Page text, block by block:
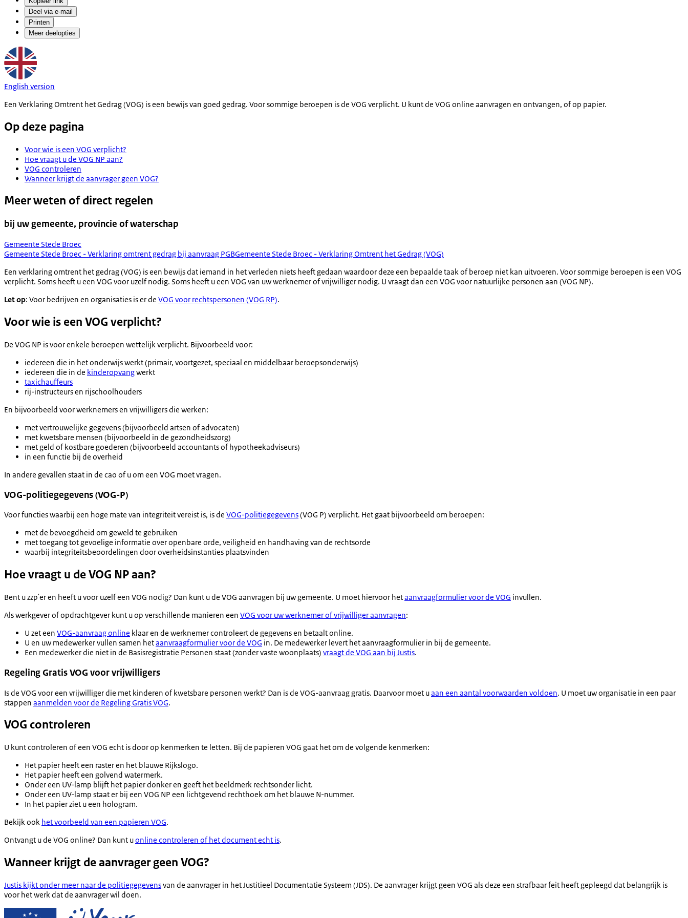
Deel via e-mail
Printen
Meer deelopties
English version
Een Verklaring Omtrent het Gedrag (VOG) is een bewijs van goed gedrag. Voor sommige beroepen is de VOG verplicht. U kunt de VOG online aanvragen en ontvangen, of op papier.
Op deze pagina
Voor wie is een VOG verplicht?
Hoe vraagt u de VOG NP aan?
VOG controleren
Wanneer krijgt de aanvrager geen VOG?
Meer weten of direct regelen
bij uw gemeente, provincie of waterschap
Gemeente Stede Broec
Gemeente Stede Broec - Verklaring omtrent gedrag bij aanvraag PGBGemeente Stede Broec - Verklaring Omtrent het Gedrag (VOG)
Een verklaring omtrent het gedrag (VOG) is een bewijs dat iemand in het verleden niets heeft gedaan waardoor deze een bepaalde taak of beroep niet kan uitvoeren. Voor sommige beroepen is een VOG
verplicht. Soms heeft u een VOG voor uzelf nodig. Soms heeft u een VOG van uw werknemer of vrijwilliger nodig. U vraagt dan een VOG voor natuurlijke personen aan (VOG NP).
Let op: Voor bedrijven en organisaties is er de VOG voor rechtspersonen (VOG RP).
Voor wie is een VOG verplicht?
De VOG NP is voor enkele beroepen wettelijk verplicht. Bijvoorbeeld voor:
iedereen die in het onderwijs werkt (primair, voortgezet, speciaal en middelbaar beroepsonderwijs)
iedereen die in de kinderopvangwerkt
taxichauffeurs
rij-instructeurs en rijschoolhouders
En bijvoorbeeld voor werknemers en vrijwilligers die werken:
met vertrouwelijke gegevens (bijvoorbeeld artsen of advocaten)
met kwetsbare mensen (bijvoorbeeld in de gezondheidszorg)
met geld of kostbare goederen (bijvoorbeeld accountants of hypotheekadviseurs)
in een functie bij de overheid
In andere gevallen staat in de cao of u om een VOG moet vragen.
VOG-politiegegevens (VOG-P)
Voor functies waarbij een hoge mate van integriteit vereist is, is de VOG-politiegegevens(VOG P) verplicht. Het gaat bijvoorbeeld om beroepen:
met de bevoegdheid om geweld te gebruiken
met toegang tot gevoelige informatie over openbare orde, veiligheid en handhaving van de rechtsorde
waarbij integriteitsbeoordelingen door overheidsinstanties plaatsvinden
Hoe vraagt u de VOG NP aan?
Bent u zzp'er en heeft u voor uzelf een VOG nodig? Dan kunt u de VOG aanvragen bij uw gemeente. U moet hiervoor hetaanvraagformulier voor de VOG invullen.
Als werkgever of opdrachtgever kunt u op verschillende manieren een VOG voor uw werknemer of vrijwilliger aanvragen:
U zet een VOG-aanvraag online klaar en de werknemer controleert de gegevens en betaalt online.
U en uw medewerker vullen samen hetaanvraagformulier voor de VOG in. De medewerker levert het aanvraagformulier in bij de gemeente.
Een medewerker die niet in de Basisregistratie Personen staat (zonder vaste woonplaats) vraagt de VOG aan bij Justis.
Regeling Gratis VOG voor vrijwilligers
Is de VOG voor een vrijwilliger die met kinderen of kwetsbare personen werkt? Dan is de VOG-aanvraag gratis. Daarvoor moet uaan een aantal voorwaarden voldoen. U moet uw organisatie in een paar
stappen aanmelden voor de Regeling Gratis VOG.
VOG controleren
U kunt controleren of een VOG echt is door op kenmerken te letten. Bij de papieren VOG gaat het om de volgende kenmerken:
Het papier heeft een raster en het blauwe Rijkslogo.
Het papier heeft een golvend watermerk.
Onder een UV-lamp blijft het papier donker en geeft het beeldmerk rechtsonder licht.
Onder een UV-lamp staat er bij een VOG NP een lichtgevend rechthoek om het blauwe N-nummer.
In het papier ziet u een hologram.
Bekijk ook het voorbeeld van een papieren VOG.
Ontvangt u de VOG online? Dan kunt uonline controleren of het document echt is.
Wanneer krijgt de aanvrager geen VOG?
Justis kijkt onder meer naar de politiegegevensvan de aanvrager in het Justitieel Documentatie Systeem (JDS). De aanvrager krijgt geen VOG als deze een strafbaar feit heeft gepleegd dat belangrijk is
voor het werk dat de aanvrager wil doen.